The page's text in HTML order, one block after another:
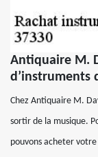
Antiquaire M.
d’instruments
Chez Antiquaire M.
sortir de la musique.
pouvons acheter votre